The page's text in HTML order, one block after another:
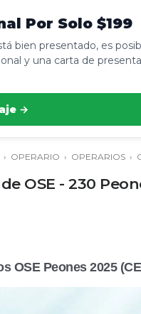
Por Solo $199
bien presentado, es
y una carta de
→
› OPERARIO › OPERARIOS ›
OSE - 230
OSE Peones 2025